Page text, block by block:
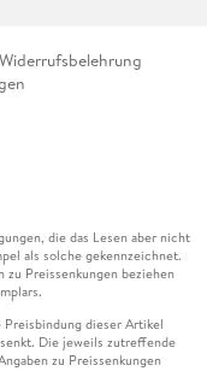
Widerrufsbelehrung
die das Lesen aber nicht
als solche gekennzeichnet.
Preissenkungen beziehen
dieser Artikel
Die jeweils zutreffende
zu Preissenkungen